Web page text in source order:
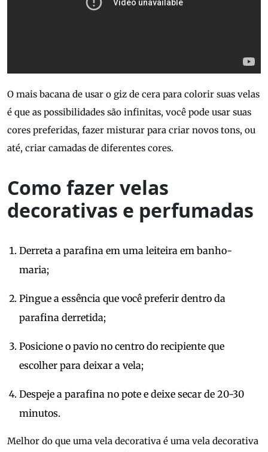
O mais bacana de usar o giz de cera para colorir suas velas
é que as possibilidades são infinitas, você pode usar suas
cores preferidas, fazer misturar para criar novos tons, ou
até, criar camadas de diferentes cores.
Como fazer velas
decorativas e perfumadas
Derreta a parafina em uma leiteira em banho-
maria;
Pingue a essência que você preferir dentro da
parafina derretida;
Posicione o pavio no centro do recipiente que
escolher para deixar a vela;
Despeje a parafina no pote e deixe secar de 20-30
minutos.
Melhor do que uma vela decorativa é uma vela decorativa